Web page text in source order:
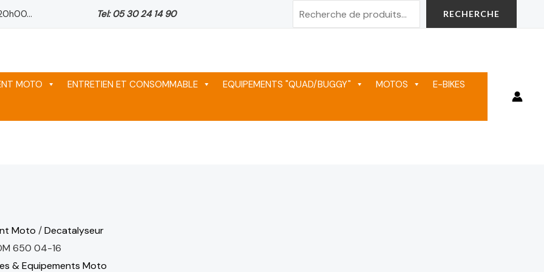
Tel: 05 30 24 14 90 Rechercher RECHERCHE
MOTO ENTRETIEN ET CONSOMMABLE EQUIPEMENTS "QUAD/BUGGY" MOTOS
E-BIKES
Moto /Decatalyseur
650 04-16
& Equipements Moto
64 د.م..64 د.م..64 د.م..